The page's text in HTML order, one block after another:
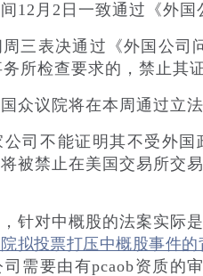
12月2日一致通过《外
三表决通过《外国公
所检查要求的，禁止其
众议院将在本周通过立
司不能证明其不受外
被禁止在美国交易所交
针对中概股的法案实际
院拟投票打压中概股事件
需要由有pcaob资质的